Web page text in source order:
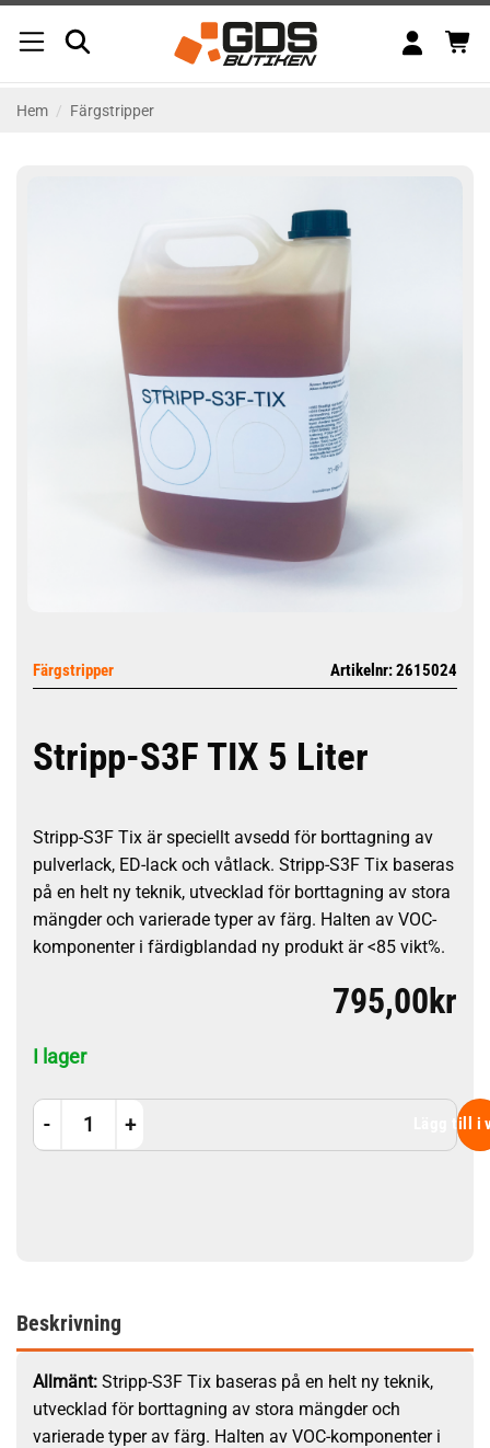
Hem / Färgstripper
Färgstripper Artikelnr: 2615024
Stripp-S3F TIX 5 Liter
Stripp-S3F Tix är speciellt avsedd för borttagning av
pulverlack, ED-lack och våtlack. Stripp-S3F Tix baseras
på en helt ny teknik, utvecklad för borttagning av stora
mängder och varierade typer av färg. Halten av VOC-
komponenter i färdigblandad ny produkt är <85 vikt%.
795,00kr
I lager
Stripp-S3F TIX 5 Liter mängd
Lägg till i
Beskrivning
Allmänt: Stripp-S3F Tix baseras på en helt ny teknik,
utvecklad för borttagning av stora mängder och
varierade typer av färg. Halten av VOC-komponenter i